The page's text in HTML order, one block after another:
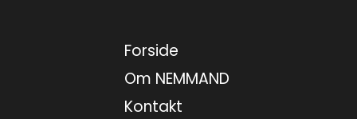
Forside
Om NEMMAND
Kontakt